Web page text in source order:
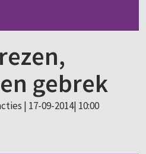
gebrek
| 17-09-2014| 10:00